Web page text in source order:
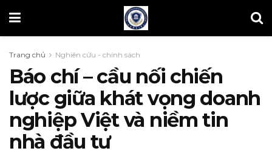
Trang chủ Nghiên cứu - chính sách
Báo chí – cầu nối chiến
lược giữa khát vọng doanh
nghiệp Việt và niềm tin
nhà đầu tư